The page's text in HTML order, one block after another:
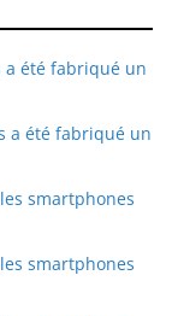
a été fabriqué un
a été fabriqué un
smartphones
smartphones